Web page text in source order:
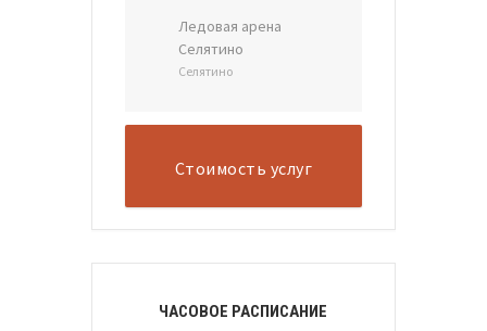
Ледовая арена
Селятино
Селятино
Стоимость услуг
ЧАСОВОЕ РАСПИСАНИЕ